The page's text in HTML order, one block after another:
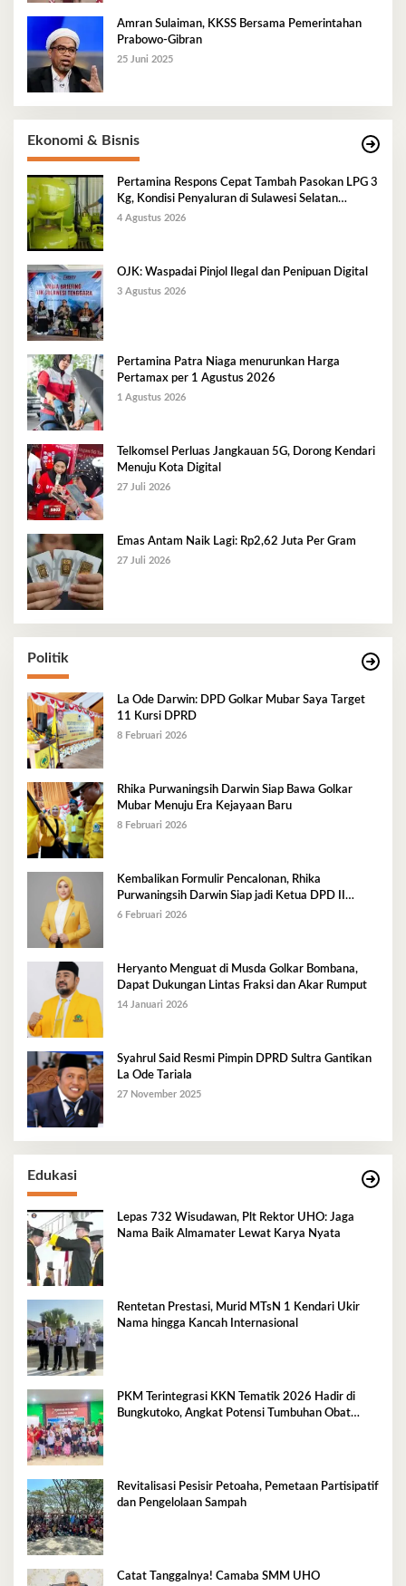
Amran Sulaiman, KKSS Bersama Pemerintahan
Prabowo-Gibran
25 Juni 2025
Ekonomi & Bisnis
Pertamina Respons Cepat Tambah Pasokan LPG 3
Kg, Kondisi Penyaluran di Sulawesi Selatan
Berlangsung Kondusif
4 Agustus 2026
OJK: Waspadai Pinjol Ilegal dan Penipuan Digital
3 Agustus 2026
Pertamina Patra Niaga menurunkan Harga
Pertamax per 1 Agustus 2026
1 Agustus 2026
Telkomsel Perluas Jangkauan 5G, Dorong Kendari
Menuju Kota Digital
27 Juli 2026
Emas Antam Naik Lagi: Rp2,62 Juta Per Gram
27 Juli 2026
Politik
La Ode Darwin: DPD Golkar Mubar Saya Target
11 Kursi DPRD
8 Februari 2026
Rhika Purwaningsih Darwin Siap Bawa Golkar
Mubar Menuju Era Kejayaan Baru
8 Februari 2026
Kembalikan Formulir Pencalonan, Rhika
Purwaningsih Darwin Siap jadi Ketua DPD II
Golkar Mubar
6 Februari 2026
Heryanto Menguat di Musda Golkar Bombana,
Dapat Dukungan Lintas Fraksi dan Akar Rumput
14 Januari 2026
Syahrul Said Resmi Pimpin DPRD Sultra Gantikan
La Ode Tariala
27 November 2025
Edukasi
Lepas 732 Wisudawan, Plt Rektor UHO: Jaga
Nama Baik Almamater Lewat Karya Nyata
Rentetan Prestasi, Murid MTsN 1 Kendari Ukir
Nama hingga Kancah Internasional
PKM Terintegrasi KKN Tematik 2026 Hadir di
Bungkutoko, Angkat Potensi Tumbuhan Obat
Revitalisasi Pesisir Petoaha, Pemetaan Partisipatif
dan Pengelolaan Sampah
Catat Tanggalnya! Camaba SMM UHO